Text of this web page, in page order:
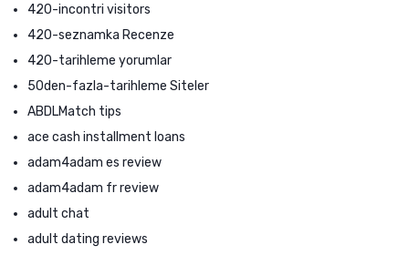
420-incontri visitors
420-seznamka Recenze
420-tarihleme yorumlar
50den-fazla-tarihleme Siteler
ABDLMatch tips
ace cash installment loans
adam4adam es review
adam4adam fr review
adult chat
adult dating reviews